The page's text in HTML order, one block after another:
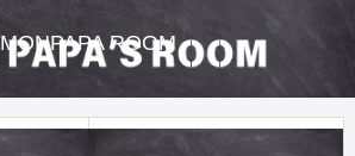
MONPAPA ROOM